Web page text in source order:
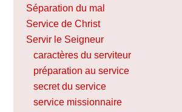
Séparation du mal
Service de Christ
Servir le Seigneur
caractères du serviteur
préparation au service
secret du service
service missionnaire